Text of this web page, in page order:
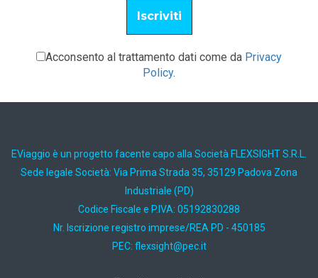
Acconsento al trattamento dati come da Privacy
Policy.
EViaggio è un progetto facente capo alla Società FLEXSIGHT S.R.L.
Sede legale Società: Via Prima Strada 35, 35129 Padova Zona
Industriale (PD)
Codice Fiscale e P.IVA: 05192830288
Nr. Iscrizione registro imprese/REA PD - 450185
PEC: ti.cep@thgisxelf